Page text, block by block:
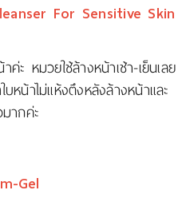
For Sensitive Skin
หมวยใช้ล้างหน้าเช้า-เย็นเลย
หน้าไม่แห้งตึงหลังล้างหน้าและ
วมากค่ะ
Gel